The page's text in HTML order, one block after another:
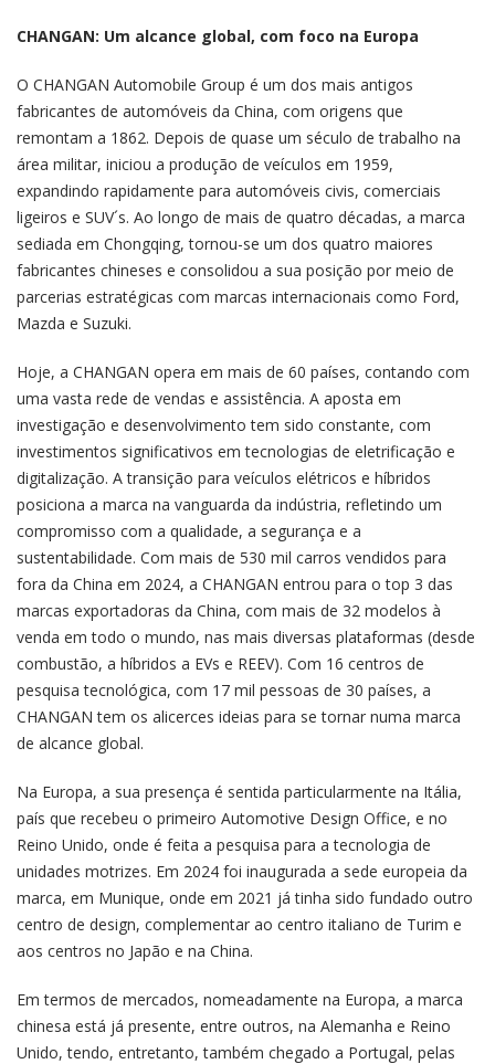
CHANGAN: Um alcance global, com foco na Europa
O CHANGAN Automobile Group é um dos mais antigos
fabricantes de automóveis da China, com origens que
remontam a 1862. Depois de quase um século de trabalho na
área militar, iniciou a produção de veículos em 1959,
expandindo rapidamente para automóveis civis, comerciais
ligeiros e SUV´s. Ao longo de mais de quatro décadas, a marca
sediada em Chongqing, tornou-se um dos quatro maiores
fabricantes chineses e consolidou a sua posição por meio de
parcerias estratégicas com marcas internacionais como Ford,
Mazda e Suzuki.
Hoje, a CHANGAN opera em mais de 60 países, contando com
uma vasta rede de vendas e assistência. A aposta em
investigação e desenvolvimento tem sido constante, com
investimentos significativos em tecnologias de eletrificação e
digitalização. A transição para veículos elétricos e híbridos
posiciona a marca na vanguarda da indústria, refletindo um
compromisso com a qualidade, a segurança e a
sustentabilidade. Com mais de 530 mil carros vendidos para
fora da China em 2024, a CHANGAN entrou para o top 3 das
marcas exportadoras da China, com mais de 32 modelos à
venda em todo o mundo, nas mais diversas plataformas (desde
combustão, a híbridos a EVs e REEV). Com 16 centros de
pesquisa tecnológica, com 17 mil pessoas de 30 países, a
CHANGAN tem os alicerces ideias para se tornar numa marca
de alcance global.
Na Europa, a sua presença é sentida particularmente na Itália,
país que recebeu o primeiro Automotive Design Office, e no
Reino Unido, onde é feita a pesquisa para a tecnologia de
unidades motrizes. Em 2024 foi inaugurada a sede europeia da
marca, em Munique, onde em 2021 já tinha sido fundado outro
centro de design, complementar ao centro italiano de Turim e
aos centros no Japão e na China.
Em termos de mercados, nomeadamente na Europa, a marca
chinesa está já presente, entre outros, na Alemanha e Reino
Unido, tendo, entretanto, também chegado a Portugal, pelas